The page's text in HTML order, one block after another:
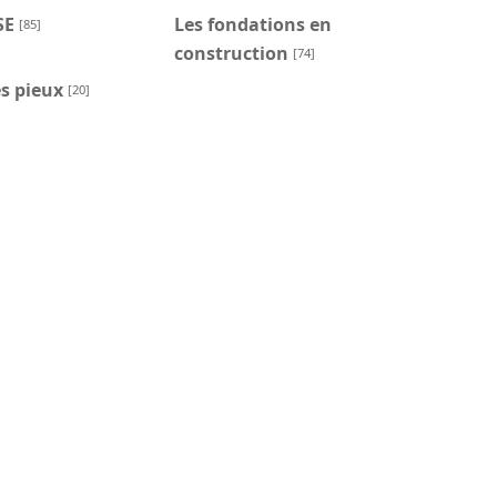
[85]
Les fondations en
construction [74]
pieux [20]